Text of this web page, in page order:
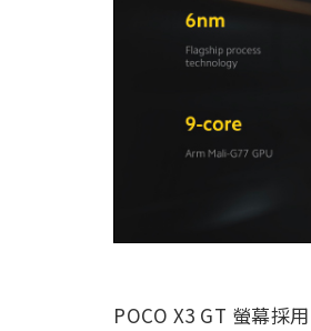
POCO X3 GT 螢幕採